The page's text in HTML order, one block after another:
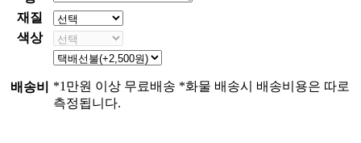
재질
색상
배송비
*1만원 이상 무료배송 *화물 배송시 배송비용은 따로
측정됩니다.